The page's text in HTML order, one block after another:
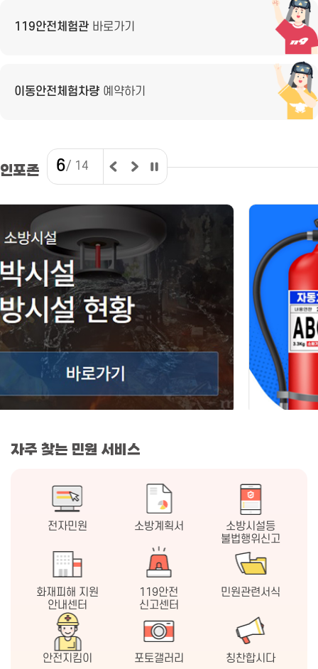
119안전체험관 바로가기
이동안전체험차량 예약하기
인포존 6/ 14
자주 찾는 민원 서비스
전자민원 소방계획서
소방시설등
불법행위신고
화재피해 지원
안내센터
119안전
신고센터
민원관련서식
안전지킴이 포토갤러리 칭찬합시다